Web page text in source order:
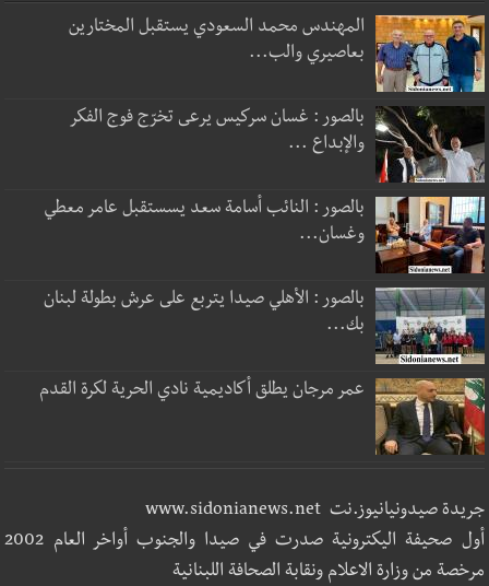
المهندس محمد السعودي يستقبل المختارين
بعاصيري والب...
بالصور : غسان سركيس يرعى تخرّج فوج الفكر
والإبداع ...
بالصور : النائب أسامة سعد يسستقبل عامر معطي
وغسان...
بالصور : الأهلي صيدا يتربع على عرش بطولة لبنان
بك...
عمر مرجان يطلق أكاديمية نادي الحرية لكرة القدم
جريدة صيدونيانيوز.نت www.sidonianews.net
أول صحيفة اليكترونية صدرت في صيدا والجنوب أواخر العام 2002
مرخصة من وزارة الاعلام ونقابة الصحافة اللبنانية